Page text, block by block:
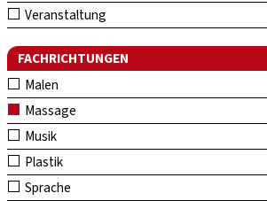
Veranstaltung
FACHRICHTUNGEN
Malen
Massage
Musik
Plastik
Sprache